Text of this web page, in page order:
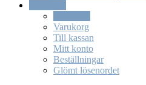
Varukorg
Till kassan
Mitt konto
Beställningar
Glömt lösenordet